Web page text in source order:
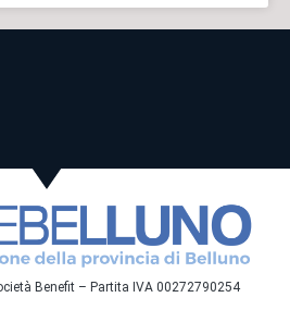
Benefit – Partita IVA 00272790254